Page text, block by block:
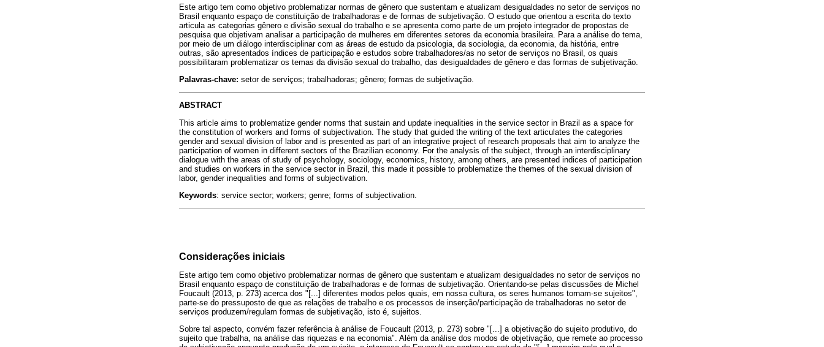
Este artigo tem como objetivo problematizar normas de gênero que sustentam e atualizam desigualdades no setor de serviços no
Brasil enquanto espaço de constituição de trabalhadoras e de formas de subjetivação. O estudo que orientou a escrita do texto
articula as categorias gênero e divisão sexual do trabalho e se apresenta como parte de um projeto integrador de propostas de
pesquisa que objetivam analisar a participação de mulheres em diferentes setores da economia brasileira. Para a análise do tema,
por meio de um diálogo interdisciplinar com as áreas de estudo da psicologia, da sociologia, da economia, da história, entre
outras, são apresentados índices de participação e estudos sobre trabalhadores/as no setor de serviços no Brasil, os quais
possibilitaram problematizar os temas da divisão sexual do trabalho, das desigualdades de gênero e das formas de subjetivação.
Palavras-chave: setor de serviços; trabalhadoras; gênero; formas de subjetivação.
ABSTRACT
This article aims to problematize gender norms that sustain and update inequalities in the service sector in Brazil as a space for
the constitution of workers and forms of subjectivation. The study that guided the writing of the text articulates the categories
gender and sexual division of labor and is presented as part of an integrative project of research proposals that aim to analyze the
participation of women in different sectors of the Brazilian economy. For the analysis of the subject, through an interdisciplinary
dialogue with the areas of study of psychology, sociology, economics, history, among others, are presented indices of participation
and studies on workers in the service sector in Brazil, this made it possible to problematize the themes of the sexual division of
labor, gender inequalities and forms of subjectivation.
Keywords: service sector; workers; genre; forms of subjectivation.
Considerações iniciais
Este artigo tem como objetivo problematizar normas de gênero que sustentam e atualizam desigualdades no setor de serviços no
Brasil enquanto espaço de constituição de trabalhadoras e de formas de subjetivação. Orientando-se pelas discussões de Michel
Foucault (2013, p. 273) acerca dos "[...] diferentes modos pelos quais, em nossa cultura, os seres humanos tornam-se sujeitos",
parte-se do pressuposto de que as relações de trabalho e os processos de inserção/participação de trabalhadoras no setor de
serviços produzem/regulam formas de subjetivação, isto é, sujeitos.
Sobre tal aspecto, convém fazer referência à análise de Foucault (2013, p. 273) sobre "[...] a objetivação do sujeito produtivo, do
sujeito que trabalha, na análise das riquezas e na economia". Além da análise dos modos de objetivação, que remete ao processo